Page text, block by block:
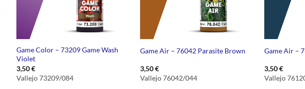
Game Color – 73209 Game Wash
Violet
3,50€
Vallejo 73209/084
Game Air – 76042 Parasite Brown
3,50€
Vallejo 76042/044
Game Air –
3,50€
Vallejo